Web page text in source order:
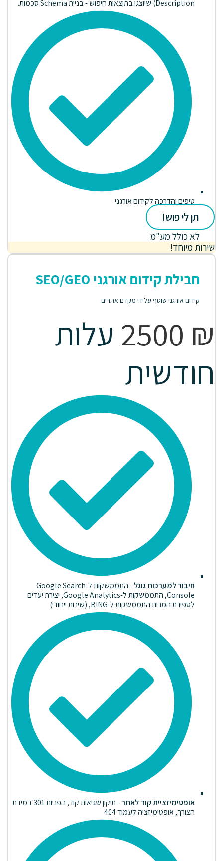
Description) שיוצגו בתוצאות חיפוש - בניית Schema סכמות.
טיפים והדרכה לקידום אורגני
תן לי פוש!
לא כולל מע"מ
שירות מיוחד!
חבילת קידום אורגני SEO/GEO
קידום אורגני שוטף עלידי מקדם אתרים
₪
2500 עלות
חודשית
חיבור למערכות גוגל
- התממשקות ל-Google Search
Console, התממשקות ל-Google Analytics, יצירת יעדים
לספירת המרות התממשקות ל-BING, (שירות ייחודי)
אופטימיזציית קוד לאתר
- תיקון שגיאות קוד, הפניות 301 במידת
הצורך, אופטימיזציה לעמוד 404